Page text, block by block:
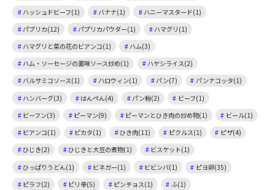
ハッシュドビーフ(1)
バナナ(1)
ハニーマスタード(1)
パプリカ(12)
パプリカパウダー(1)
ハマグリ(1)
ハマグリと菜の花のビアンコ(1)
ハム(3)
ハム・ソーセージの薬味ソース炒め(1)
ハヤシライス(2)
バルサミコソース(1)
ハロウィン(1) パン(7)
パンナコッタ(1)
ハンバーグ(3)
はんぺん(4) パン粉(2)
ビーフ(1)
ビーフン(3)
ピーマン(9) ピーマンとひき肉の炒め物(1)
ビール(1)
ビアンコ(1)
ピカタ(1) ひき肉(11) ピクルス(1)
ピザ(4)
ひじき(2)
ひじきと大豆の煮物(1)
ビスケット(1)
ひっぱりうどん(1)
ビネガー(1) ビビンバ(1)
ピヨ卵(35)
ピラフ(2)
ピリ辛(5) ピンチョス(1)
ふ(1)